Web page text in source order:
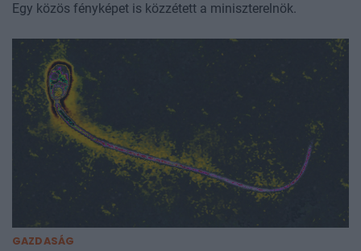
Egy közös fényképet is közzétett a miniszterelnök.
GAZDASÁG